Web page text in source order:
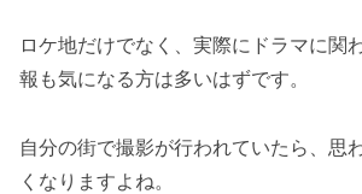
ロケ地だけでなく、実際にドラマに関
報も気になる方は多いはずです。
自分の街で撮影が行われていたら、思
くなりますよね。